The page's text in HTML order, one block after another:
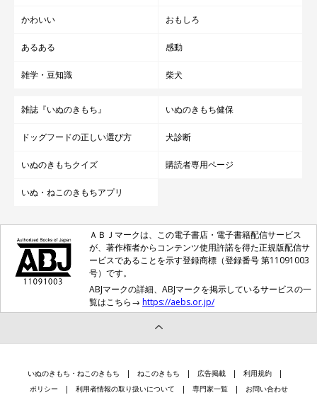
かわいい おもしろ
あるある 感動
雑学・豆知識 柴犬
雑誌『いぬのきもち』 いぬのきもち健保
ドッグフードの正しい選び方 犬診断
いぬのきもちクイズ 購読者専用ページ
いぬ・ねこのきもちアプリ
ＡＢＪマークは、この電子書店・電子書籍配信サービス
が、著作権者からコンテンツ使用許諾を得た正規版配信サ
ービスであることを示す登録商標（登録番号 第11091003
号）です。
ABJマークの詳細、ABJマークを掲示しているサービスの一
覧はこちら→ https://aebs.or.jp/
いぬのきもち・ねこのきもち ねこのきもち 広告掲載
利用規約
ポリシー
利用者情報の取り扱いについて 専門家一覧 お問い合わせ